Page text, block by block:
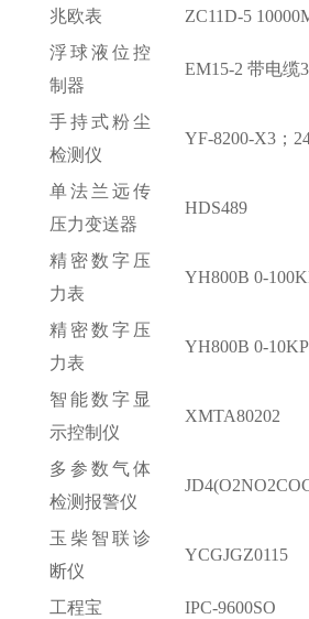
兆欧表
ZC11D-5
浮球液位控
制器
EM15-2 带电缆
手持式粉尘
检测仪
YF-8200-X3；
单法兰远传
压力变送器
HDS489
精密数字压
力表
YH800B 0-
精密数字压
力表
YH800B 0-
智能数字显
示控制仪
XMTA80202
多参数气体
检测报警仪
玉柴智联诊
断仪
YCGJGZ0115
工程宝
IPC-9600SO